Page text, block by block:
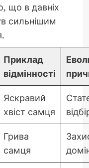
що в давніх
сильнішим
Приклад
відмінності
Яскравий
хвіст самця
Грива
самця